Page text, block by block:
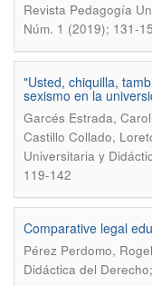
Revista Pedagogía
Núm. 1 (2019); 131-
"Usted, chiquilla,
sexismo en la
Garcés Estrada,
Castillo Collado,
Universitaria y
119-142
Comparative legal
Pérez Perdomo,
Didáctica del